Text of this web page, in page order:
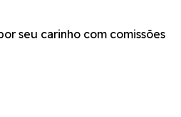
seu carinho com comissões